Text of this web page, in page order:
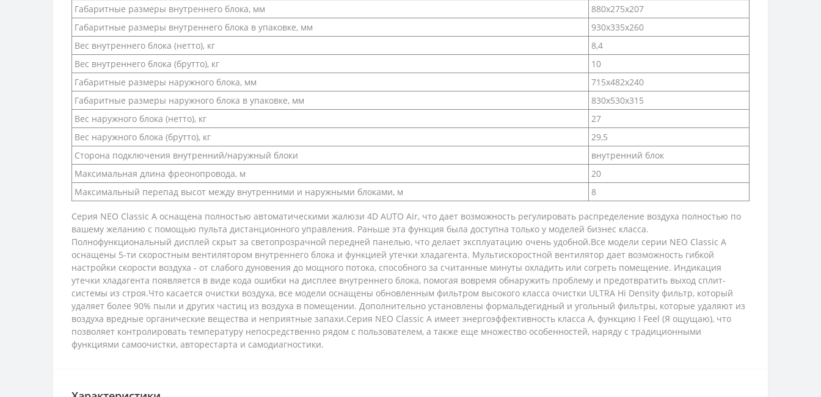
Габаритные размеры внутреннего блока, мм
880x275x207
Габаритные размеры внутреннего блока в упаковке, мм
930x335x260
Вес внутреннего блока (нетто), кг
8,4
Вес внутреннего блока (брутто), кг
10
Габаритные размеры наружного блока, мм
715x482x240
Габаритные размеры наружного блока в упаковке, мм
830x530x315
Вес наружного блока (нетто), кг
27
Вес наружного блока (брутто), кг
29,5
Сторона подключения внутренний/наружный блоки
внутренний блок
Максимальная длина фреонопровода, м
20
Максимальный перепад высот между внутренними и наружными блоками, м
8
Серия NEO Classic A оснащена полностью автоматическими жалюзи 4D AUTO Air, что дает возможность регулировать распределение воздуха полностью по
вашему желанию с помощью пульта дистанционного управления. Раньше эта функция была доступна только у моделей бизнес класса.
Полнофункциональный дисплей скрыт за светопрозрачной передней панелью, что делает эксплуатацию очень удобной.Все модели серии NEO Classic A
оснащены 5-ти скоростным вентилятором внутреннего блока и функцией утечки хладагента. Мультискоростной вентилятор дает возможность гибкой
настройки скорости воздуха - от слабого дуновения до мощного потока, способного за считанные минуты охладить или согреть помещение. Индикация
утечки хладагента появляется в виде кода ошибки на дисплее внутреннего блока, помогая вовремя обнаружить проблему и предотвратить выход сплит-
системы из строя.Что касается очистки воздуха, все модели оснащены обновленным фильтром высокого класса очистки ULTRA Hi Density фильтр, который
удаляет более 90% пыли и других частиц из воздуха в помещении. Дополнительно установлены формальдегидный и угольный фильтры, которые удаляют из
воздуха вредные органические вещества и неприятные запахи.Серия NEO Classic A имеет энергоэффективность класса А, функцию I Feel (Я ощущаю), что
позволяет контролировать температуру непосредственно рядом с пользователем, а также еще множество особенностей, наряду с традиционными
функциями самоочистки, авторестарта и самодиагностики.